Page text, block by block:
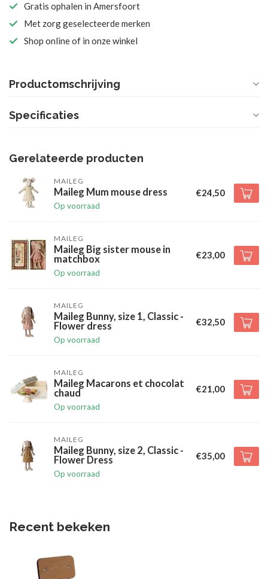
Gratis ophalen in Amersfoort
Met zorg geselecteerde merken
Shop online of in onze winkel
Productomschrijving
Specificaties
Gerelateerde producten
MAILEG
Maileg Mum mouse dress
Op voorraad
€24,50
MAILEG
Maileg Big sister mouse in
matchbox
Op voorraad
€23,00
MAILEG
Maileg Bunny, size 1, Classic -
Flower dress
Op voorraad
€32,50
MAILEG
Maileg Macarons et chocolat
chaud
Op voorraad
€21,00
MAILEG
Maileg Bunny, size 2, Classic -
Flower Dress
Op voorraad
€35,00
Recent bekeken